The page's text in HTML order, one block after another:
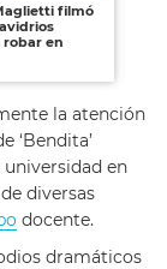
filmó
en
la atención
‘Bendita’
en
diversas
docente.
dramáticos